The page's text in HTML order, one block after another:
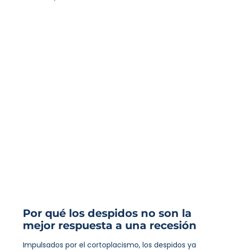
Por qué los despidos no son la
mejor respuesta a una recesión
Impulsados por el cortoplacismo, los despidos ya